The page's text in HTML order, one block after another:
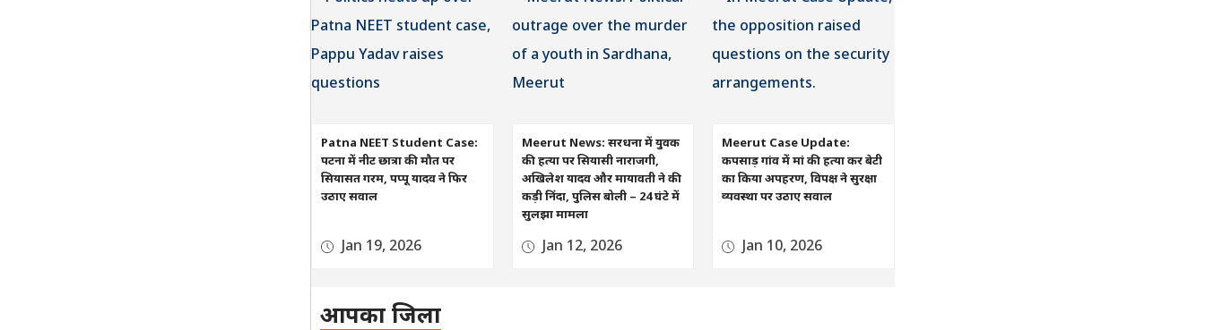
Patna NEET Student Case:
पटना में नीट छात्रा की मौत पर
सियासत गरम, पप्पू यादव ने फिर
उठाए सवाल
Jan 19, 2026
Meerut News: सरधना में युवक
की हत्या पर सियासी नाराजगी,
अखिलेश यादव और मायावती ने की
कड़ी निंदा, पुलिस बोली – 24 घंटे में
सुलझा मामला
Jan 12, 2026
Meerut Case Update:
कपसाड़ गांव में मां की हत्या कर बेटी
का किया अपहरण, विपक्ष ने सुरक्षा
व्यवस्था पर उठाए सवाल
Jan 10, 2026
आपका जिला